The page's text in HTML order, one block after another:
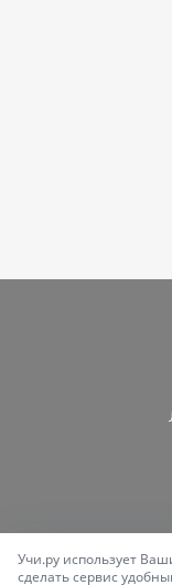
Учи.ру использует
сделать сервис